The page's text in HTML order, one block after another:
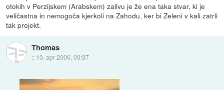
otokih v Perzijskem (Arabskem) zalivu je že ena taka stvar, ki je
veličastna in nemogoča kjerkoli na Zahodu, ker bi Zeleni v kali zatrli
tak projekt.
Thomas
:: 10. apr 2006, 09:37